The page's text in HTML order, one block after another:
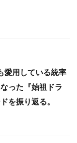
愛用している統率
った『始祖ドラ
を振り返る。